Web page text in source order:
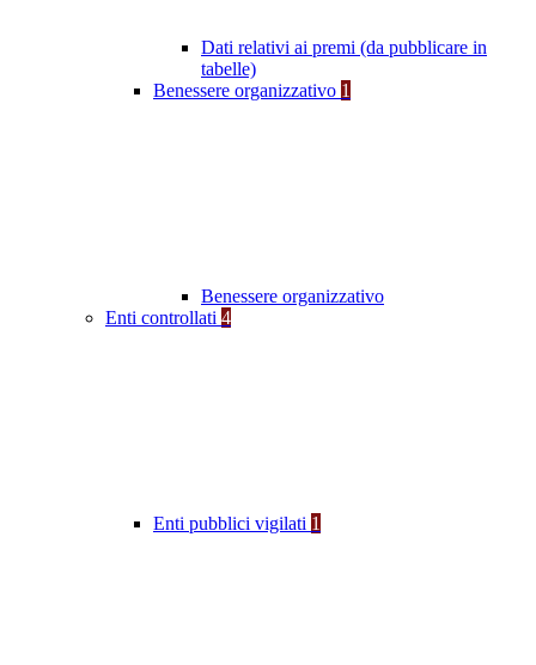
Dati relativi ai premi (da pubblicare in
tabelle)
Benessere organizzativo 1
Benessere organizzativo
Enti controllati 4
Enti pubblici vigilati 1